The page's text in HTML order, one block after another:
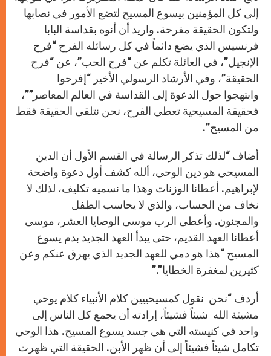
إلى كل المؤمنين بيسوع المسيح لتضع الأمور في نصابها
ولتكون الحقيقة مفرحة. واريد أن أنوه بقداسة البابا
فرنسيس الذي يضع دائماً في كل رسائله الفرح “فرح
الإنجيل”، في العائلة تكلم عن “فرح الحب”، عن “فرح
الحقيقة”، وفي الأرشاد الرسولي الأخير “إفرحوا
وابتهجوا حول الدعوة إلى القداسة في العالم المعاصر””،
فحقيقة المسيحية تعطي الفرح، نحن نتلقى الحقيقة فقط
من المسيح”.
أضاف “لذلك تذكر الرسالة في القسم الأول أن الدين
المسيحي هو دين الوحي، ألله كشف أول دعوة واضحة
لإبراهيم. أعطانا الوزنات وهذا ما نسميه تكليف، لذلك لا
نخاف من الحساب، والذي لا يحاسب الطفل
والمجنون. وأعطى الرب موسى الوصايا العشر، موسى
أعطانا العهد القديم، حتى يبدأ العهد الجديد بدم يسوع
المسيح “هذا هو دمي للعهد الجديد الذي يهرق عنكم وعن
كثيرين لمغفرة الخطايا”.”
أردف “نحن نقول كمسيحييين كلام الأنبياء كلام يوحي
مشيئة الله شيئاً فشيئاً، إرادته أن يجمع كل الناس إلى
واحد في كنيسته التي هي جسد يسوع المسيح. هذا الوحي
تكامل شيئاً فشيئاً إلى أن ظهر الأبن. الحقيقة التي ظهرت